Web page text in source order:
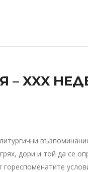
XXX
дори и той да се